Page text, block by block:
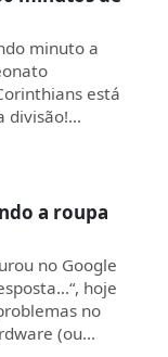
minuto a
está
divisão!…
a roupa
no Google
hoje
no
(ou…